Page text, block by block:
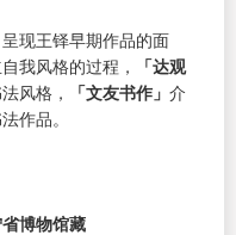
呈现王铎早期作品的面
我风格的过程，
「达观
风格， 「文友书作」 介
作品。
博物馆藏